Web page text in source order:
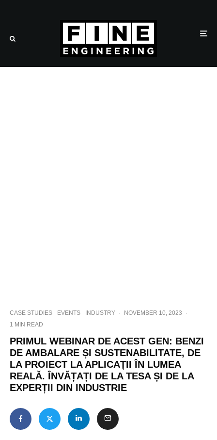
CASE STUDIES EVENTS INDUSTRY · NOVEMBER 10, 2023
·
1 MIN READ
PRIMUL WEBINAR DE ACEST GEN: BENZI
DE AMBALARE ȘI SUSTENABILITATE, DE
LA PROIECT LA APLICAȚII ÎN LUMEA
REALĂ. ÎNVĂȚAȚI DE LA TESA ȘI DE LA
EXPERȚII DIN INDUSTRIE